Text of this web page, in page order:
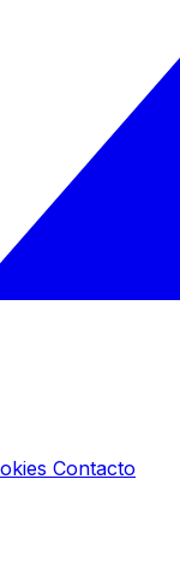
Contacto